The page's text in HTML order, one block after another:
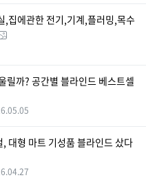
,집에관한 전기,기계,플러밍,목수
릴까? 공간별 블라인드 베스트셀
대형 마트 기성품 블라인드 샀다